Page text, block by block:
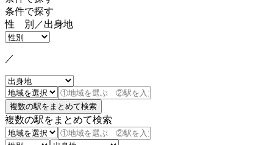
条件で探す
性 別／出身地
／
複数の駅をまとめて検索